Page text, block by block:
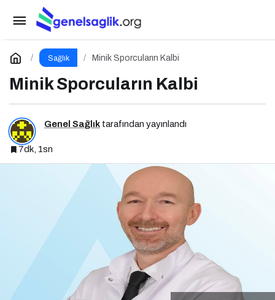
Sağlık Minik Sporcuların Kalbi
Minik Sporcuların Kalbi
Genel Sağlık tarafından yayınlandı
7dk, 1sn
Yaz Seyahatlerinde Gebelik: Güvenli Yolculuk
İçin 7 Altın Kural
Yorum Yap